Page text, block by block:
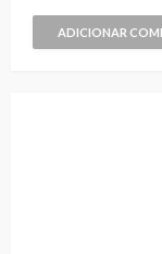
ADICIONAR